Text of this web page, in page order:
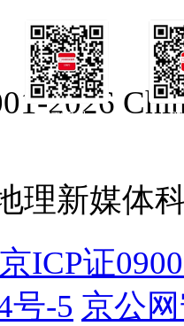
订阅号
2026
理新媒体
京ICP证
号-5 京公